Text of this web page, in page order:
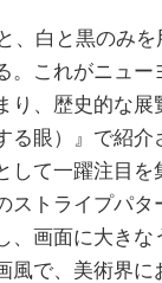
、白と黒のみ
。これがニュ
り、歴史的な展
る眼）』で紹介
して一躍注目を
ストライプパタ
、画面に大き
風で、美術界